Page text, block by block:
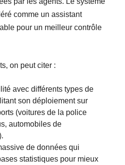
comme un assistant
pour un meilleur contrôle
on peut citer :
avec différents types de
son déploiement sur
(voitures de la police
automobiles de
de données qui
statistiques pour mieux